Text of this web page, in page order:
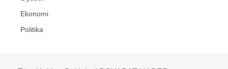
Ekonomi
Politika